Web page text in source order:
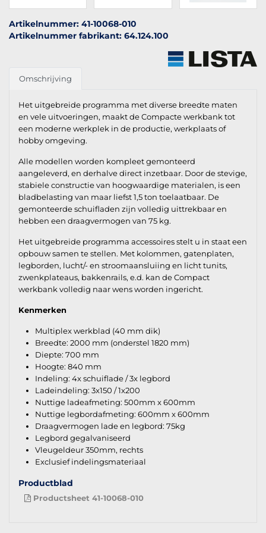
Artikelnummer: 41-10068-010
Artikelnummer fabrikant: 64.124.100
Omschrijving
Het uitgebreide programma met diverse breedte maten
en vele uitvoeringen, maakt de Compacte werkbank tot
een moderne werkplek in de productie, werkplaats of
hobby omgeving.
Alle modellen worden kompleet gemonteerd
aangeleverd, en derhalve direct inzetbaar. Door de stevige,
stabiele constructie van hoogwaardige materialen, is een
bladbelasting van maar liefst 1,5 ton toelaatbaar. De
gemonteerde schuifladen zijn volledig uittrekbaar en
hebben een draagvermogen van 75 kg.
Het uitgebreide programma accessoires stelt u in staat een
opbouw samen te stellen. Met kolommen, gatenplaten,
legborden, lucht/- en stroomaansluiing en licht tunits,
zwenkplateaus, bakkenrails, e.d. kan de Compact
werkbank volledig naar wens worden ingericht.
Kenmerken
Multiplex werkblad (40 mm dik)
Breedte: 2000 mm (onderstel 1820 mm)
Diepte: 700 mm
Hoogte: 840 mm
Indeling: 4x schuiflade / 3x legbord
Ladeindeling: 3x150 / 1x200
Nuttige ladeafmeting: 500mm x 600mm
Nuttige legbordafmeting: 600mm x 600mm
Draagvermogen lade en legbord: 75kg
Legbord gegalvaniseerd
Vleugeldeur 350mm, rechts
Exclusief indelingsmateriaal
Productblad
Productsheet 41-10068-010